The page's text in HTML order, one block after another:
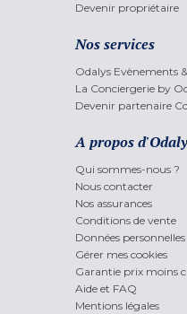
Devenir propriétaire
Nos services
Odalys Evènements
La Conciergerie by
Devenir partenaire
A propos
Qui sommes-nous ?
Nous contacter
Nos assurances
Conditions de vente
Données personnelles
Gérer mes cookies
Garantie prix moins
Aide et FAQ
Mentions légales